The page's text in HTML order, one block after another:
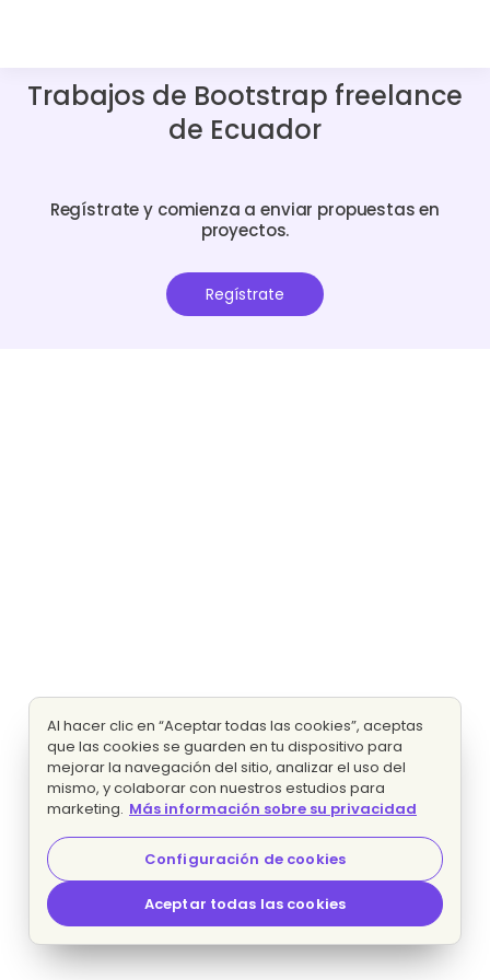
Trabajos de Bootstrap freelance
de Ecuador
Regístrate y comienza a enviar propuestas en
proyectos.
Regístrate
Al hacer clic en “Aceptar todas las cookies”, aceptas
que las cookies se guarden en tu dispositivo para
mejorar la navegación del sitio, analizar el uso del
mismo, y colaborar con nuestros estudios para
marketing. Más información sobre su privacidad
Configuración de cookies
Aceptar todas las cookies